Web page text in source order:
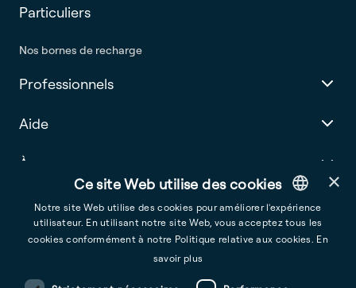
Particuliers
Nos bornes de recharge
Professionnels
Aide
À propos
Conditions générales d’utilisation
English
×
Ce site Web utilise des cookies
Notre site Web utilise des cookies pour améliorer l'expérience
utilisateur. En utilisant notre site Web, vous acceptez tous les
cookies conformément à notre Politique relative aux cookies. En
savoir plus